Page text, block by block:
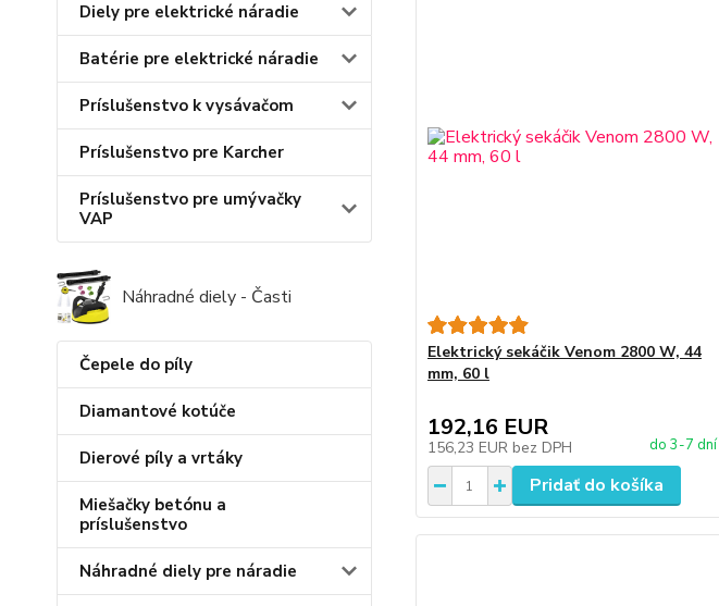
Diely pre elektrické náradie
Batérie pre elektrické náradie
Príslušenstvo k vysávačom
Príslušenstvo pre Karcher
Príslušenstvo pre umývačky
VAP
Náhradné diely - Časti
Čepele do píly
Diamantové kotúče
Dierové píly a vrtáky
Miešačky betónu a
príslušenstvo
Náhradné diely pre náradie
Elektrický sekáčik Venom 2800 W, 44
mm, 60 l
192,16 EUR
156,23 EUR bez DPH do 3-7 dní
Pridať do košíka